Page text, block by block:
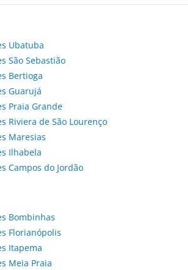
Ubatuba
São Sebastião
Bertioga
Guarujá
Praia Grande
Riviera de São Lourenço
Maresias
Ilhabela
Campos do Jordão
Bombinhas
Florianópolis
Itapema
Meia Praia